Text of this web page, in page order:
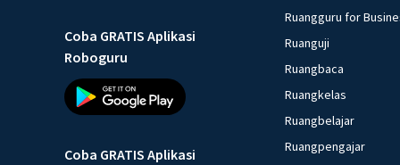
Coba GRATIS Aplikasi
Roboguru
Coba GRATIS Aplikasi
Ruangguru for
Ruanguji
Ruangbaca
Ruangkelas
Ruangbelajar
Ruangpengajar